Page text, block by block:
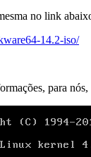
no link
14.2-iso/
para